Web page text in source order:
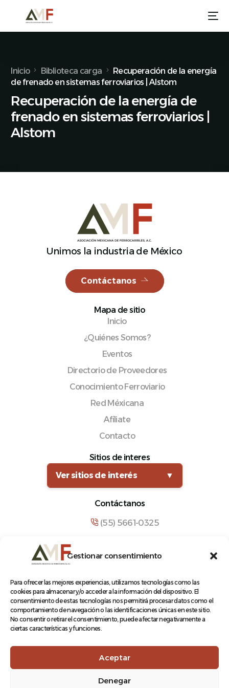
Gestionar consentimiento
Para ofrecer las mejores experiencias, utilizamos tecnologías como las
cookies para almacenar y/o acceder a la información del dispositivo. El
consentimiento de estas tecnologías nos permitirá procesar datos como el
comportamiento de navegación o las identificaciones únicas en este sitio.
No consentir o retirar el consentimiento, puede afectar negativamente a
ciertas características y funciones.
Aceptar
Denegar
Inicio Biblioteca carga
Recuperación de la energía
de frenado en sistemas ferroviarios | Alstom
Recuperación de la energía de
frenado en sistemas ferroviarios |
Alstom
Unimos la industria de México
Contáctanos
Mapa de sitio
Inicio
¿Quiénes Somos?
Eventos
Directorio de Proveedores
Conocimiento Ferroviario
Red Méxicana
Afíliate
Contacto
Sitios de interes
Ver sitios de interés
▼
Contáctanos
(55) 5661-0325
Manuel María Contreras 133, Cuauhtémoc,
Español